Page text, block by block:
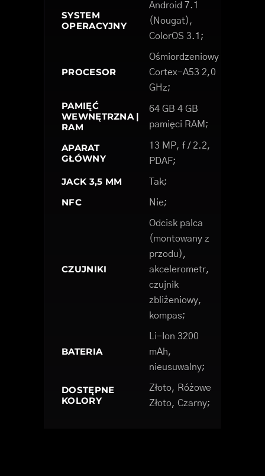
SYSTEM
OPERACYJNY
Android 7.1
(Nougat),
ColorOS 3.1;
PROCESOR
Ośmiordzeniowy
Cortex-A53 2,0
GHz;
PAMIĘĆ
WEWNĘTRZNA |
RAM
64 GB 4 GB
pamięci RAM;
APARAT
GŁÓWNY
13 MP, f / 2.2,
PDAF;
JACK 3,5 MM Tak;
NFC Nie;
CZUJNIKI
Odcisk palca
(montowany z
przodu),
akcelerometr,
czujnik
zbliżeniowy,
kompas;
BATERIA
Li-Ion 3200
mAh,
nieusuwalny;
DOSTĘPNE
KOLORY
Złoto, Różowe
Złoto, Czarny;